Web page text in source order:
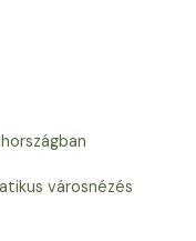
városnézés